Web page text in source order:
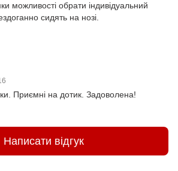
можливості обрати індивідуальний
сидять на нозі.
Приємні на дотик. Задоволена!
Написати відгук